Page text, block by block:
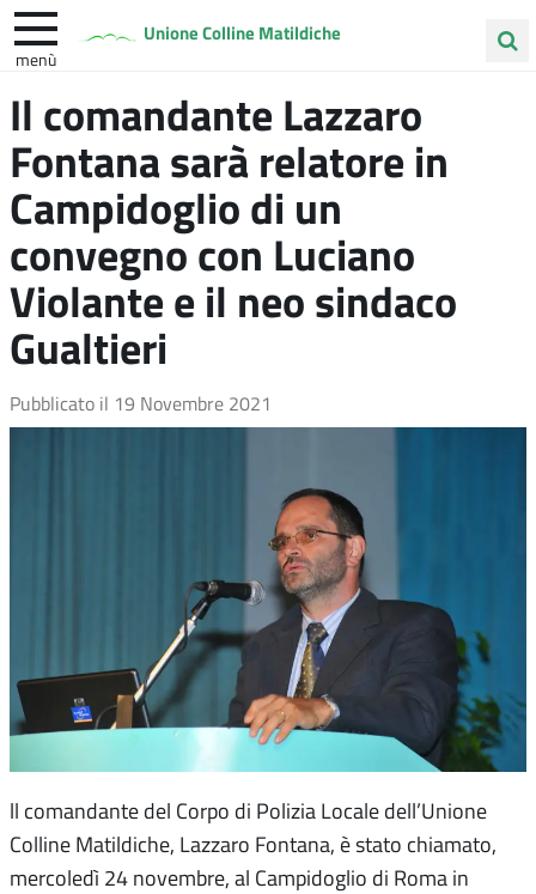
Unione Colline Matildiche
menù
sito
Quattro Castella
Il comandante Lazzaro
Fontana sarà relatore in
Campidoglio di un
convegno con Luciano
Violante e il neo sindaco
Gualtieri
Pubblicato il 19 Novembre 2021
ll comandante del Corpo di Polizia Locale dell’Unione
Colline Matildiche, Lazzaro Fontana, è stato chiamato,
mercoledì 24 novembre, al Campidoglio di Roma in